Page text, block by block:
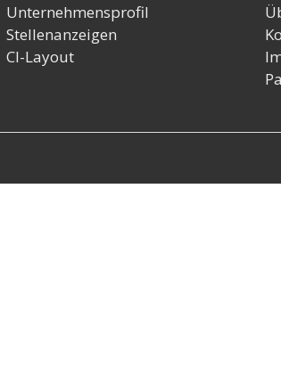
Unternehmensprofil
Stellenanzeigen
CI-Layout